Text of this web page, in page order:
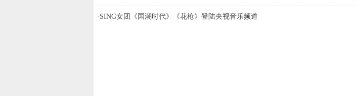
· SING女团《国潮时代》《花枪》登陆央视音乐频道